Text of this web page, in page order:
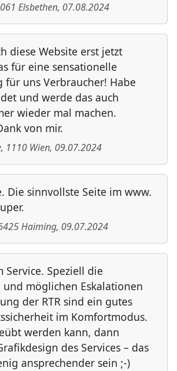
Elsbethen, 07.08.2024
diese Website erst jetzt
für eine sensationelle
für uns Verbraucher! Habe
und werde das auch
wieder mal machen.
von mir.
, 1110 Wien, 09.07.2024
Die sinnvollste Seite im www.
Haiming, 09.07.2024
Service. Speziell die
möglichen Eskalationen
der RTR sind ein gutes
im Komfortmodus.
werden kann, dann
des Services – das
ansprechender sein ;-)